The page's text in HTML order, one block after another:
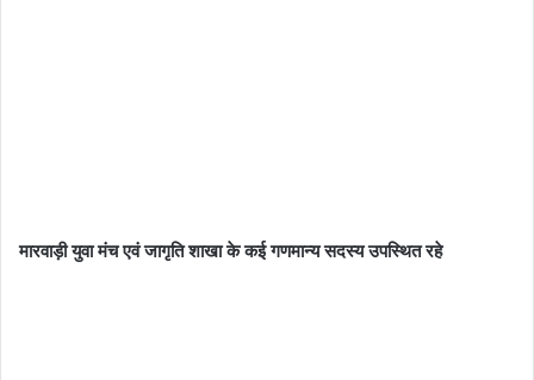
मारवाड़ी युवा मंच एवं जागृति शाखा के कई गणमान्य सदस्य उपस्थित रहे